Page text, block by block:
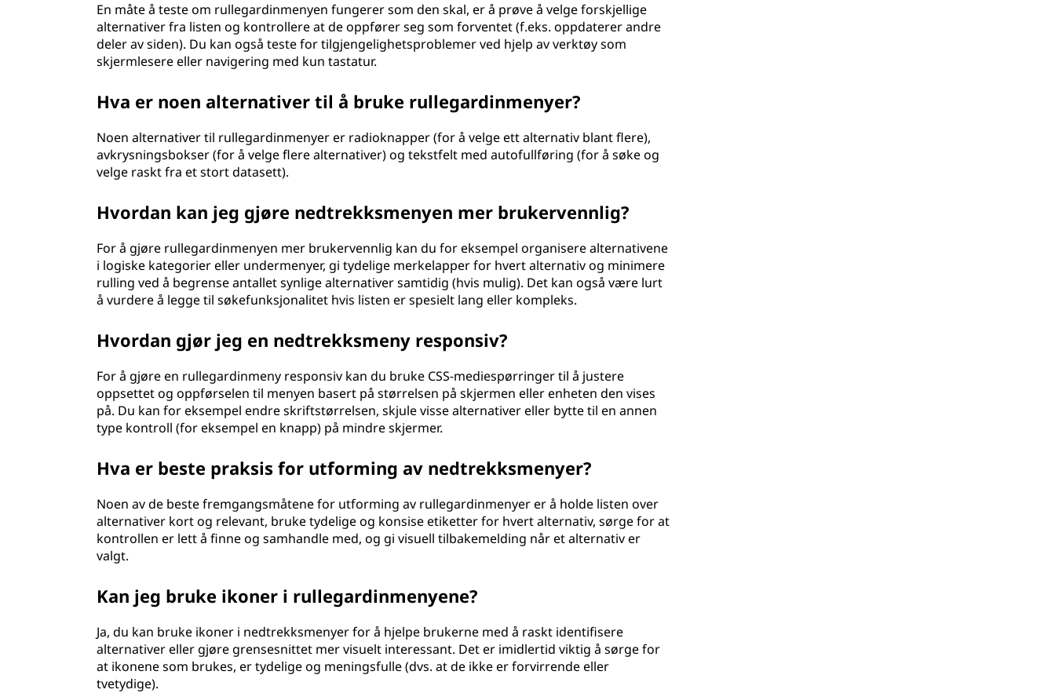
En måte å teste om rullegardinmenyen fungerer som den skal, er å prøve å velge forskjellige
alternativer fra listen og kontrollere at de oppfører seg som forventet (f.eks. oppdaterer andre
deler av siden). Du kan også teste for tilgjengelighetsproblemer ved hjelp av verktøy som
skjermlesere eller navigering med kun tastatur.
Hva er noen alternativer til å bruke rullegardinmenyer?
Noen alternativer til rullegardinmenyer er radioknapper (for å velge ett alternativ blant flere),
avkrysningsbokser (for å velge flere alternativer) og tekstfelt med autofullføring (for å søke og
velge raskt fra et stort datasett).
Hvordan kan jeg gjøre nedtrekksmenyen mer brukervennlig?
For å gjøre rullegardinmenyen mer brukervennlig kan du for eksempel organisere alternativene
i logiske kategorier eller undermenyer, gi tydelige merkelapper for hvert alternativ og minimere
rulling ved å begrense antallet synlige alternativer samtidig (hvis mulig). Det kan også være lurt
å vurdere å legge til søkefunksjonalitet hvis listen er spesielt lang eller kompleks.
Hvordan gjør jeg en nedtrekksmeny responsiv?
For å gjøre en rullegardinmeny responsiv kan du bruke CSS-mediespørringer til å justere
oppsettet og oppførselen til menyen basert på størrelsen på skjermen eller enheten den vises
på. Du kan for eksempel endre skriftstørrelsen, skjule visse alternativer eller bytte til en annen
type kontroll (for eksempel en knapp) på mindre skjermer.
Hva er beste praksis for utforming av nedtrekksmenyer?
Noen av de beste fremgangsmåtene for utforming av rullegardinmenyer er å holde listen over
alternativer kort og relevant, bruke tydelige og konsise etiketter for hvert alternativ, sørge for at
kontrollen er lett å finne og samhandle med, og gi visuell tilbakemelding når et alternativ er
valgt.
Kan jeg bruke ikoner i rullegardinmenyene?
Ja, du kan bruke ikoner i nedtrekksmenyer for å hjelpe brukerne med å raskt identifisere
alternativer eller gjøre grensesnittet mer visuelt interessant. Det er imidlertid viktig å sørge for
at ikonene som brukes, er tydelige og meningsfulle (dvs. at de ikke er forvirrende eller
tvetydige).